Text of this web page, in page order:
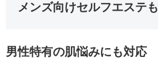
メンズ向けセルフエステ
男性特有の肌悩みにも対応